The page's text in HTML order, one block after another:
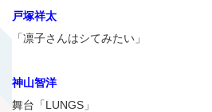
戸塚祥太
「凛子さんはシてみたい」
神山智洋
舞台「LUNGS」